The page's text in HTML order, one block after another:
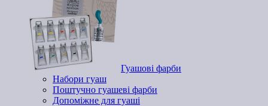
Гуашові фарби
Набори гуаш
Поштучно гуашеві фарби
Допоміжне для гуаші